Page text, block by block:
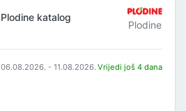
Plodine katalog
Plodine
06.08.2026. - 11.08.2026. Vrijedi još 4 dana